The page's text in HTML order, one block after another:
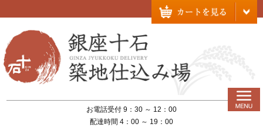
お電話受付 9：30 ～ 12：00
配達時間 4：00 ～ 19：00